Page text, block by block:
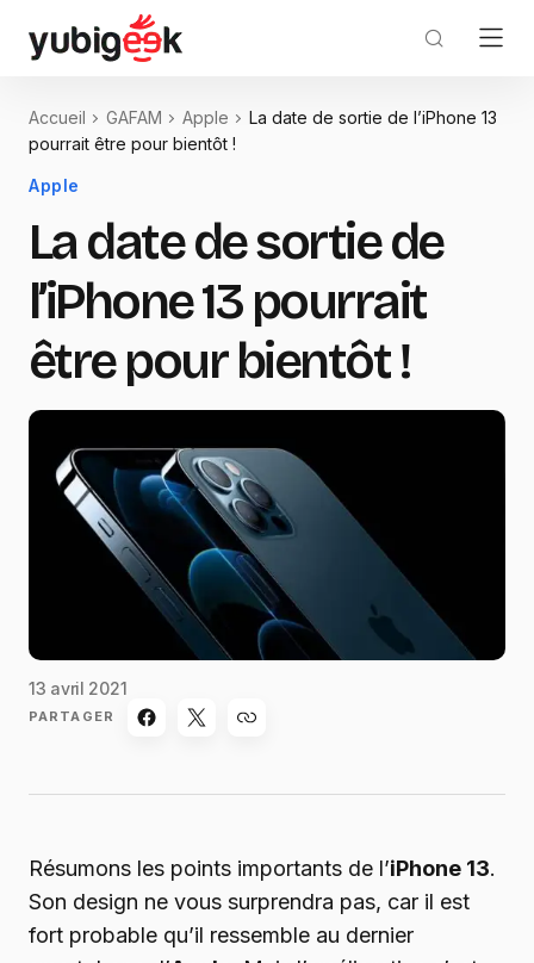
Accueil GAFAM Apple
La date de sortie de l’iPhone 13
pourrait être pour bientôt !
Apple
La date de sortie de
l’iPhone 13 pourrait
être pour bientôt !
13 avril 2021
PARTAGER
Résumons les points importants de l’iPhone 13.
Son design ne vous surprendra pas, car il est
fort probable qu’il ressemble au dernier